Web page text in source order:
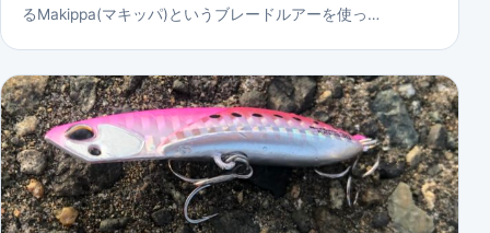
るMakippa(マキッパ)というブレードルアーを使っ…